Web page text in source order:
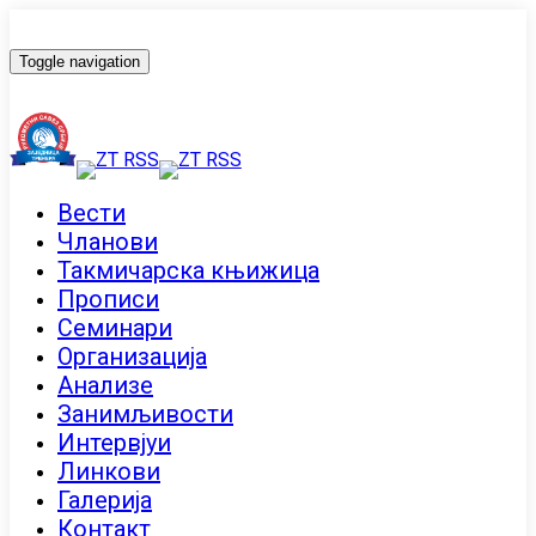
Toggle navigation
Вести
Чланови
Такмичарска књижица
Прописи
Семинари
Организација
Анализе
Занимљивости
Интервјуи
Линкови
Галерија
Контакт